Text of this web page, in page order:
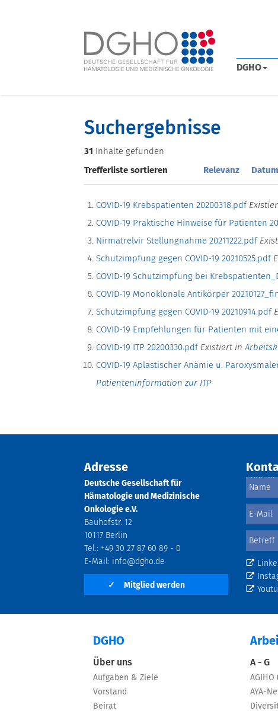
DGHO
Suchergebnisse
31 Inhalte gefunden
Trefferliste sortieren Relevanz
COVID-19 Krebspatienten 20200318.pdf
COVID-19 Praktische Hinweise für Patienten
Nirmatrelvir Stellungnahme 20211222.pdf
Schutzimpfung gegen COVID-19 20210525.pdf
COVID-19 Schutzimpfung bei
COVID-19 Monoklonale Antikörper
Schutzimpfung gegen COVID-19 20210914.pdf
COVID-19 Empfehlungen für Patienten mit
COVID-19 ITP 20200330.pdf Existiert in
COVID-19 Aplastischer Anämie u.
Patienteninformation zur ITP
Adresse
Deutsche Gesellschaft für
Hämatologie und Medizinische
Onkologie e.V.
Bauhofstr. 12
10117 Berlin
Tel.: +49 30 27 87 60 89 - 0
E-Mail: info@dgho.de
✓ Mitglied werden
DGHO
Über uns
Aufgaben & Ziele
Vorstand
Beirat
A - G
AYA-